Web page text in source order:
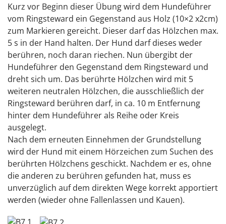
Kurz vor Beginn dieser Übung wird dem Hundeführer
vom Ringsteward ein Gegenstand aus Holz (10×2 x2cm)
zum Markieren gereicht. Dieser darf das Hölzchen max.
5 s in der Hand halten. Der Hund darf dieses weder
berühren, noch daran riechen. Nun übergibt der
Hundeführer den Gegenstand dem Ringsteward und
dreht sich um. Das berührte Hölzchen wird mit 5
weiteren neutralen Hölzchen, die ausschließlich der
Ringsteward berühren darf, in ca. 10 m Entfernung
hinter dem Hundeführer als Reihe oder Kreis
ausgelegt.
Nach dem erneuten Einnehmen der Grundstellung
wird der Hund mit einem Hörzeichen zum Suchen des
berührten Hölzchens geschickt. Nachdem er es, ohne
die anderen zu berühren gefunden hat, muss es
unverzüglich auf dem direkten Wege korrekt apportiert
werden (wieder ohne Fallenlassen und Kauen).